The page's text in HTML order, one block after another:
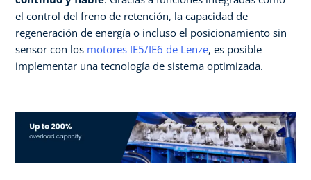
el control del freno de retención, la capacidad de
regeneración de energía o incluso el posicionamiento sin
sensor con los motores IE5/IE6 de Lenze, es posible
implementar una tecnología de sistema optimizada.